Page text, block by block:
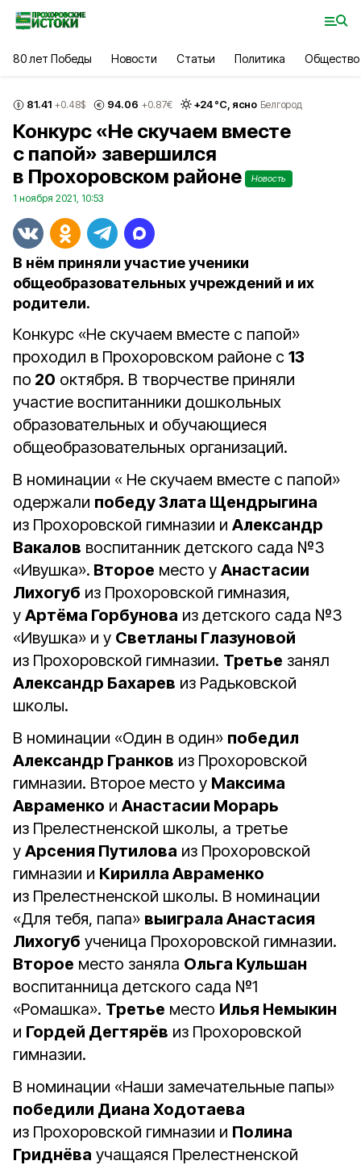
80 лет Победы Новости Статьи Политика Общество
81.41 +0.48$ 94.06 +0.87€ +24°С, ясно Белгород
Конкурс «Не скучаем вместе
с папой» завершился
в Прохоровском районе
Новость
1 ноября 2021, 10:53
В нём приняли участие ученики
общеобразовательных учреждений и их
родители.
Конкурс «Не скучаем вместе с папой»
проходил в Прохоровском районе с 13
по 20 октября. В творчестве приняли
участие воспитанники дошкольных
образовательных и обучающиеся
общеобразовательных организаций.
В номинации « Не скучаем вместе с папой»
одержали победу Злата Щендрыгина
из Прохоровской гимназии и Александр
Вакалов воспитанник детского сада №3
«Ивушка». Второе место у Анастасии
Лихогуб из Прохоровской гимназия,
у Артёма Горбунова из детского сада №3
«Ивушка» и у Светланы Глазуновой
из Прохоровской гимназии. Третье занял
Александр Бахарев из Радьковской
школы.
В номинации «Один в один» победил
Александр Гранков из Прохоровской
гимназии. Второе место у Максима
Авраменко и Анастасии Морарь
из Прелестненской школы, а третье
у Арсения Путилова из Прохоровской
гимназии и Кирилла Авраменко
из Прелестненской школы. В номинации
«Для тебя, папа» выиграла Анастасия
Лихогуб ученица Прохоровской гимназии.
Второе место заняла Ольга Кульшан
воспитанница детского сада №1
«Ромашка». Третье место Илья Немыкин
и Гордей Дегтярёв из Прохоровской
гимназии.
В номинации «Наши замечательные папы»
победили Диана Ходотаева
из Прохоровской гимназии и Полина
Гриднёва учащаяся Прелестненской